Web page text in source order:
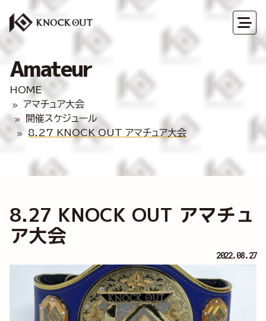
Amateur
HOME
アマチュア大会
開催スケジュール
8.27 KNOCK OUT アマチュア大会
8.27 KNOCK OUT アマチュ
ア大会
2022.08.27